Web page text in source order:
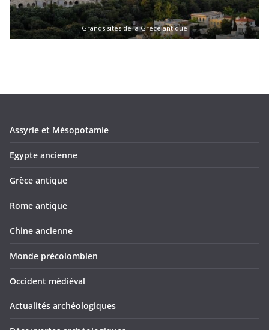
Grands sites de la Grèce antique
Assyrie et Mésopotamie
Egypte ancienne
Grèce antique
Rome antique
Chine ancienne
Monde précolombien
Occident médiéval
Actualités archéologiques